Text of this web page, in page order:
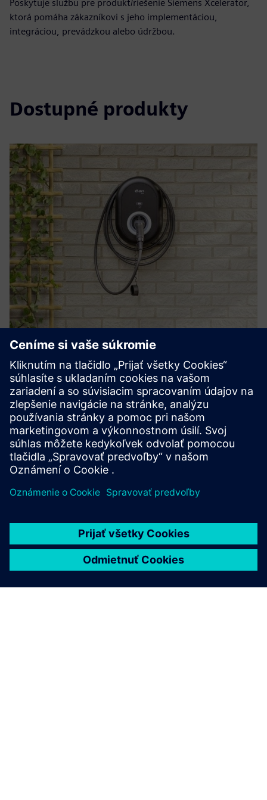
Poskytuje službu pre produkt/riešenie Siemens Xcelerator,
ktorá pomáha zákazníkovi s jeho implementáciou,
integráciou, prevádzkou alebo údržbou.
Dostupné produkty
Home charging for fleet customers
Komplexné riešenia nabíjania rezidenčných vozidiel pre
vodičov vozového parku. Naši odborníci inštalujú nabíjačky
spravované prostredníctvom našej aplikácie,
zaznamenávajú náklady na energiu za úhradu a poskytujú
komplexné prebieh...
Prečítajte si viac